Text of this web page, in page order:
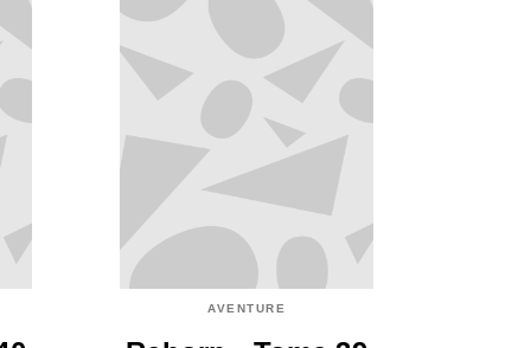
AVENTURE